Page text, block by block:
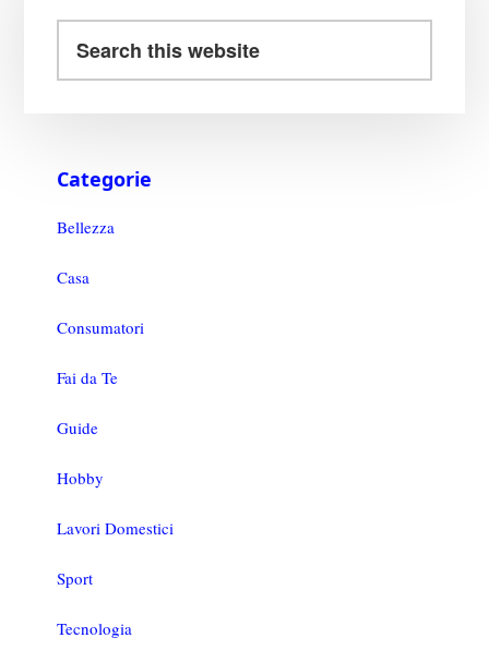
Categorie
Bellezza
Casa
Consumatori
Fai da Te
Guide
Hobby
Lavori Domestici
Sport
Tecnologia